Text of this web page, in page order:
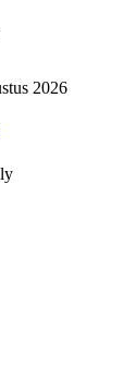
2026